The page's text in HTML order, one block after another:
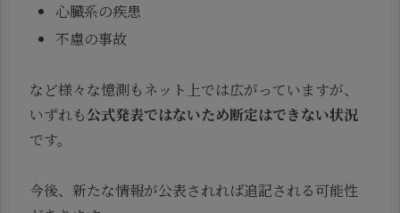
心臓系の疾患
不慮の事故
など様々な憶測もネット上では広がっていますが、
いずれも公式発表ではないため断定はできない状況
です。
今後、新たな情報が公表されれば追記される可能性